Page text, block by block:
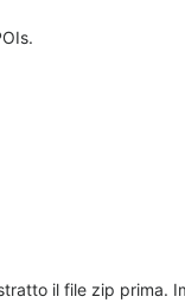
il file zip prima.